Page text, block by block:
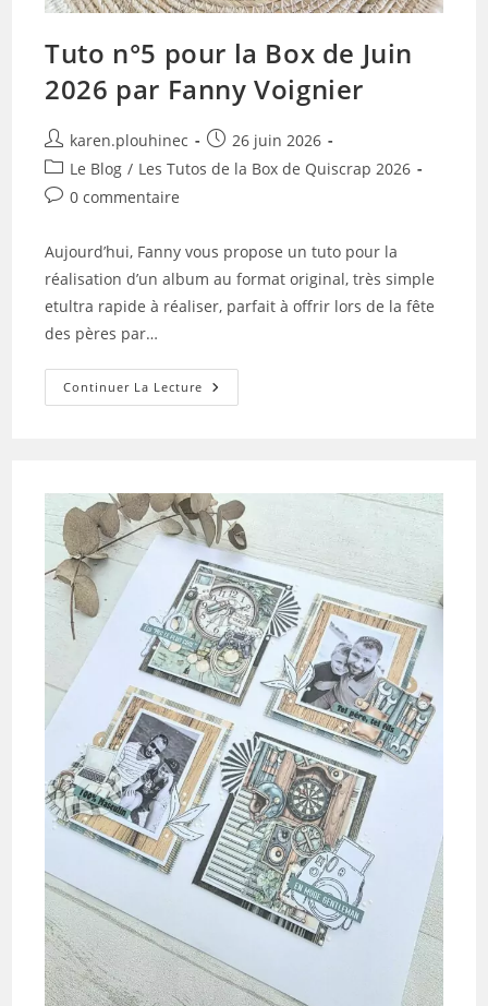
Tuto n°5 pour la Box de Juin
2026 par Fanny Voignier
Auteur/autrice
de
la
publication :
karen.plouhinec
Publication
publiée :
26 juin 2026
Post
category:
Le Blog / Les Tutos de la Box de Quiscrap 2026
Commentaires
la
publication :
0 commentaire
Aujourd’hui, Fanny vous propose un tuto pour la
réalisation d’un album au format original, très simple
etultra rapide à réaliser, parfait à offrir lors de la fête
des pères par…
Continuer La Lecture Tuto
N°5
2026
Par
Fanny
Voignier